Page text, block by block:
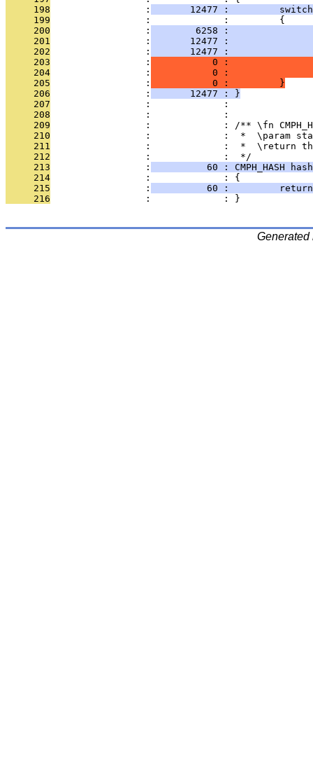
     198
                 :
12477 :
     199
                 :             :         {
     200
                 :
6258 :
     201
                 :
12477 :
     202
                 :
12477 :
     203
                 :
0 :
     204
                 :
0 :
     205
                 :
           0 :         }
     206
                 :
       12477 : }
     207
                 :             :
     208
                 :             :
     209
:             : /** \fn
     210
:             :  *  \param
     211
:             :  *  \return
     212
                 :             :  */
     213
                 :
60 : CMPH_HASH
     214
                 :             : {
     215
                 :
60 :
     216
                 :             : }